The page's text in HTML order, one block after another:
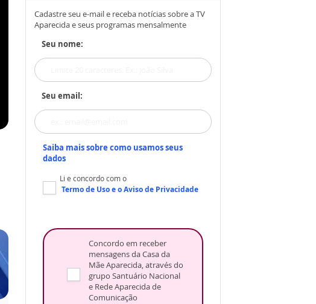
Cadastre seu e-mail e receba notícias sobre a TV
Aparecida e seus programas mensalmente
Seu nome:
Seu email:
Saiba mais sobre como usamos seus
dados
Li e concordo com o
Termo de Usoe oAviso de Privacidade
Concordo em receber
mensagens da Casa da
Mãe Aparecida, através do
grupo Santuário Nacional
e Rede Aparecida de
Comunicação